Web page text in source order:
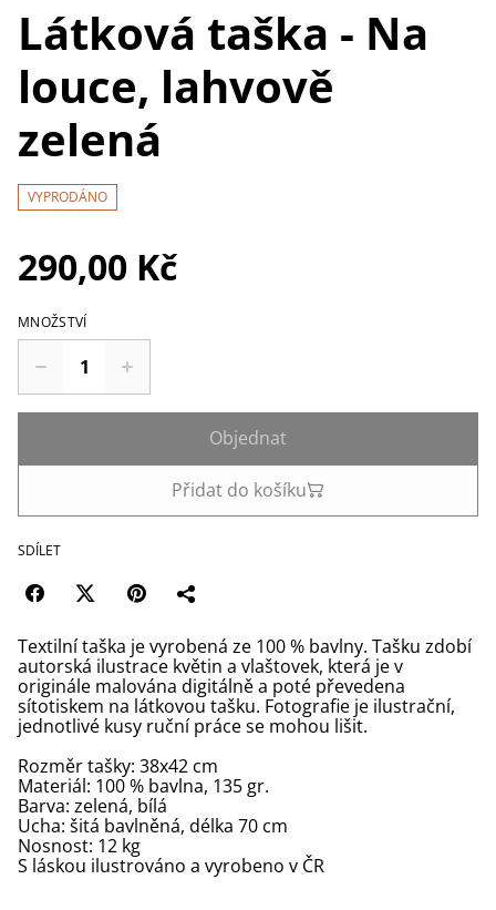
Látková taška - Na
louce, lahvově
zelená
VYPRODÁNO
290,00 Kč
MNOŽSTVÍ
Objednat
Přidat do košíku
SDÍLET
Textilní taška je vyrobená ze 100 % bavlny. Tašku zdobí
autorská ilustrace květin a vlaštovek, která je v
originále malována digitálně a poté převedena
sítotiskem na látkovou tašku. Fotografie je ilustrační,
jednotlivé kusy ruční práce se mohou lišit.
Rozměr tašky: 38x42 cm
Materiál: 100 % bavlna, 135 gr.
Barva: zelená, bílá
Ucha: šitá bavlněná, délka 70 cm
Nosnost: 12 kg
S láskou ilustrováno a vyrobeno v ČR